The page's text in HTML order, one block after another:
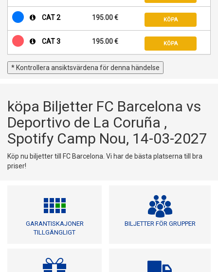
CAT 2 195.00 € KÖPA
CAT 3 195.00 € KÖPA
* Kontrollera ansiktsvärdena för denna händelse
köpa Biljetter FC Barcelona vs
Deportivo de La Coruña ,
Spotify Camp Nou, 14-03-2027
Köp nu biljetter till FC Barcelona. Vi har de bästa platserna till bra
priser!
GARANTISKAJONER
TILLGÄNGLIGT
BILJETTER FÖR GRUPPER